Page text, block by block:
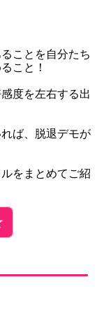
ことを自分たち
こと！
度を左右する出
ば、脱退デモが
をまとめてご紹